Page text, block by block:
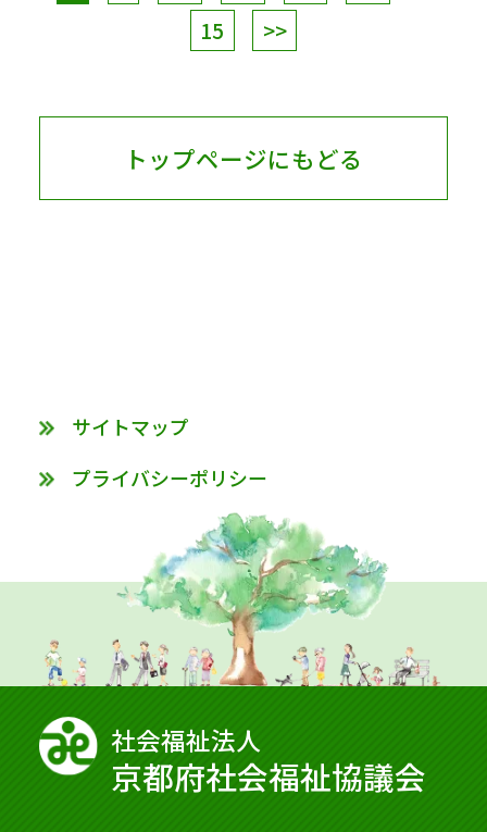
15
>>
トップページにもどる
サイトマップ
プライバシーポリシー
社会福祉法⼈
京都府社会福祉協議会